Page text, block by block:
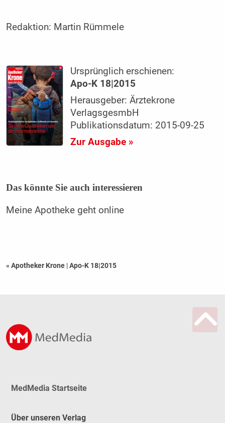
Redaktion: Martin Rümmele
Ursprünglich erschienen:
Apo-K 18|2015
Herausgeber: Ärztekrone
VerlagsgesmbH
Publikationsdatum: 2015-09-25
Zur Ausgabe »
Das könnte Sie auch interessieren
Meine Apotheke geht online
« Apotheker Krone |Apo-K 18|2015
MedMedia Startseite
Über unseren Verlag